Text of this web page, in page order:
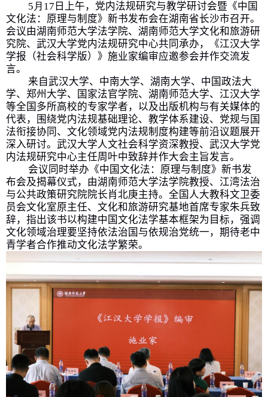
5 月 17 日上午，党内法规研究与教学研讨会暨《中国
文化法：原理与制度》新书发布会在湖南省长沙市召开。
会议 由湖南师范大学法学院、湖南师范大学文化和旅游研
究院、武汉大学党内法规研究中心共同承办 ，
《江汉大学
学报（社会科学版）》施业家编审应邀参会并作交流发
言。
来自武汉大学、中南大学、湖南大学、中国政法大
学、郑州大学、国家法官学院、湖南师范大学、江汉大学
等全国多所高校的专家学者 ，以及出版机构与有关媒体的
代表，围绕党内法规基础理论、教学体系建设、党规与国
法衔接协同、文化领域党内法规制度构建等前沿议题展开
深入研讨。武汉大学人文社会科学资深教授、武汉大学党
内法规研究中心主任周叶中致辞并作大会主旨发言。
会议同时举办《中国文化法：原理与制度》新书发
布会及揭幕仪式，由湖南师范大学法学院教授、江湾法治
与公共政策研究院院长肖北庚主持。全国人大教科文卫委
员会文化室原主任、文化和旅游研究基地首席专家朱兵致
辞，指出该书以构建中国文化法学基本框架为目标，强调
文化领域治理要坚持依法治国与依规治党统一，期待老中
青学者合作推动文化法学繁荣。